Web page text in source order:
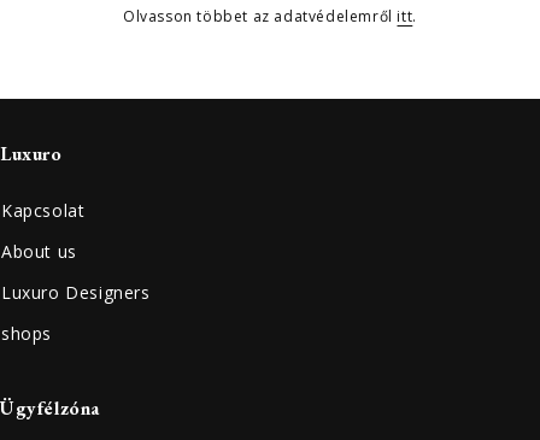
Olvasson többet az adatvédelemről itt.
Luxuro
Kapcsolat
About us
Luxuro Designers
shops
Ügyfélzóna